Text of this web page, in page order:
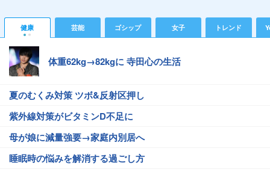
健康 芸能 ゴシップ 女子 トレンド
体重62kg→82kgに 寺田心の生活
夏のむくみ対策 ツボ&反射区押し
紫外線対策がビタミンD不足に
母が娘に減量強要→家庭内別居へ
睡眠時の悩みを解消する過ごし方